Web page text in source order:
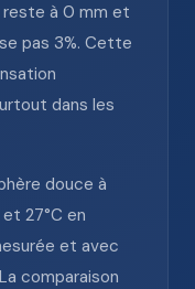
reste à 0 mm et
pas 3%. Cette
dans les
douce à
27°C en
et avec
comparaison